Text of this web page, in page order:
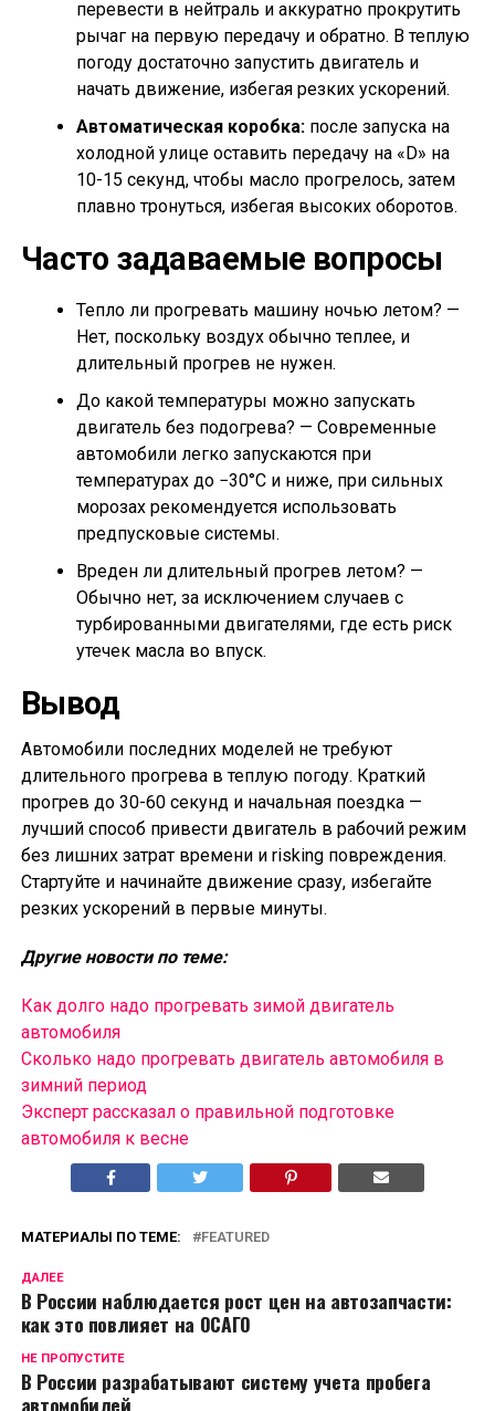
перевести в нейтраль и аккуратно прокрутить
рычаг на первую передачу и обратно. В теплую
погоду достаточно запустить двигатель и
начать движение, избегая резких ускорений.
Автоматическая коробка:после запуска на
холодной улице оставить передачу на «D» на
10-15 секунд, чтобы масло прогрелось, затем
плавно тронуться, избегая высоких оборотов.
Часто задаваемые вопросы
Тепло ли прогревать машину ночью летом? —
Нет, поскольку воздух обычно теплее, и
длительный прогрев не нужен.
До какой температуры можно запускать
двигатель без подогрева? — Современные
автомобили легко запускаются при
температурах до −30°C и ниже, при сильных
морозах рекомендуется использовать
предпусковые системы.
Вреден ли длительный прогрев летом? —
Обычно нет, за исключением случаев с
турбированными двигателями, где есть риск
утечек масла во впуск.
Вывод
Автомобили последних моделей не требуют
длительного прогрева в теплую погоду. Краткий
прогрев до 30-60 секунд и начальная поездка —
лучший способ привести двигатель в рабочий режим
без лишних затрат времени и risking повреждения.
Стартуйте и начинайте движение сразу, избегайте
резких ускорений в первые минуты.
Другие новости по теме:
Как долго надо прогревать зимой двигатель
автомобиля
Сколько надо прогревать двигатель автомобиля в
зимний период
Эксперт рассказал о правильной подготовке
автомобиля к весне
МАТЕРИАЛЫ ПО ТЕМЕ: FEATURED
ДАЛЕЕ
В России наблюдается рост цен на автозапчасти:
как это повлияет на ОСАГО
НЕ ПРОПУСТИТЕ
В России разрабатывают систему учета пробега
автомобилей